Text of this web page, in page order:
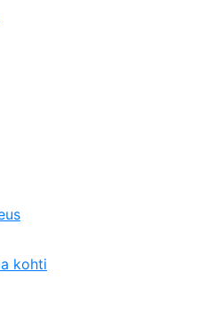
kohti